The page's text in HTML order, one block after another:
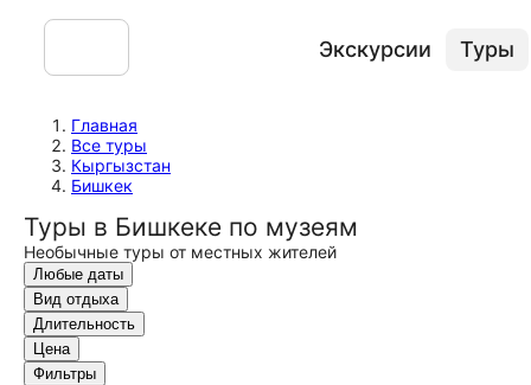
Экскурсии Туры
Главная
Все туры
Кыргызстан
Бишкек
Туры в Бишкеке по музеям
Необычные туры от местных жителей
Любые даты
Вид отдыха
Длительность
Цена
Фильтры